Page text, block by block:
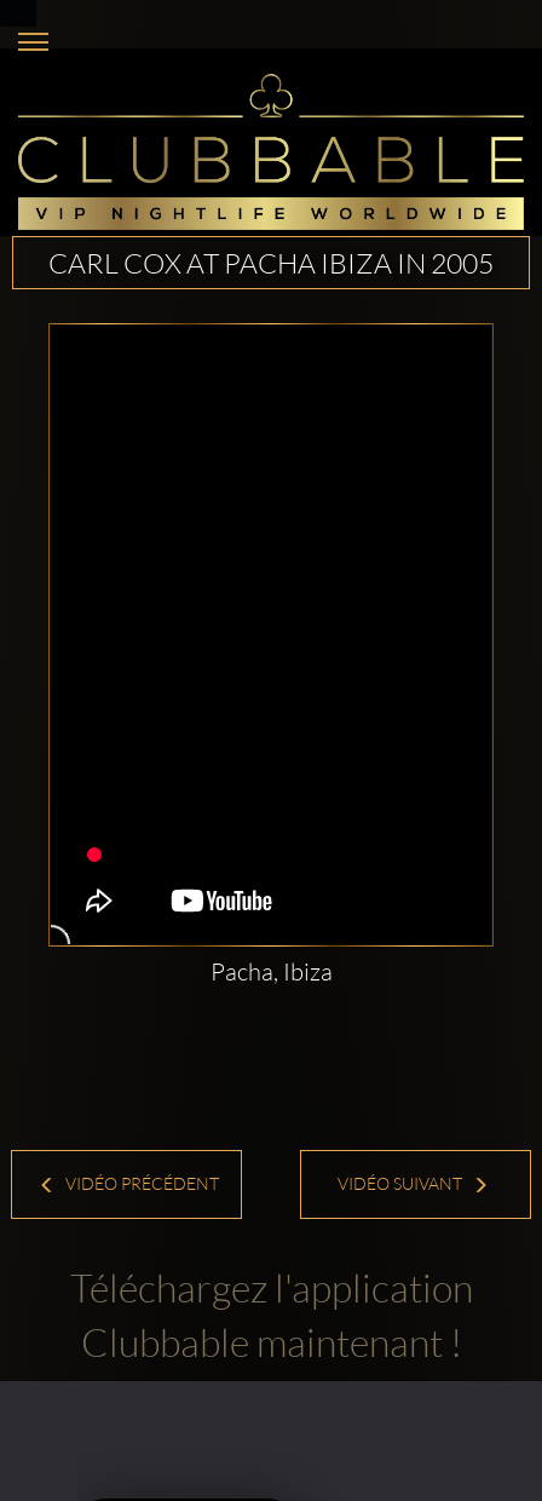
sociaux
Clubbable:
CARL COX AT PACHA IBIZA IN 2005
Pacha, Ibiza
VIDÉO PRÉCÉDENT VIDÉO SUIVANT
Téléchargez l'application
Clubbable maintenant !